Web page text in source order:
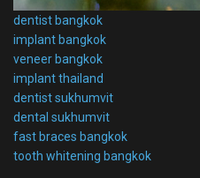
dentist bangkok
implant bangkok
veneer bangkok
implant thailand
dentist sukhumvit
dental sukhumvit
fast braces bangkok
tooth whitening bangkok